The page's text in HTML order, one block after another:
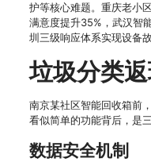
护等核心难题。重庆老小
满意度提升35%，武汉智
圳三级响应体系实现设备
垃圾分类
南京某社区智能回收箱前
看似简单的功能背后，是
数据安全机制